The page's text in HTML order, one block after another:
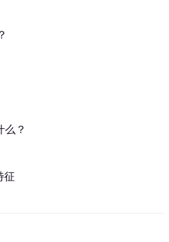
？
征